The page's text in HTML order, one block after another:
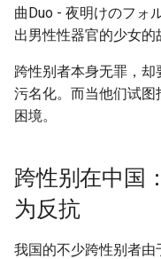
曲Duo - 夜明けのフォ
出男性性器官的少女
跨性别者本身无罪，
污名化。而当他们试
困境。
跨性别在中国
为反抗
我国的不少跨性别者